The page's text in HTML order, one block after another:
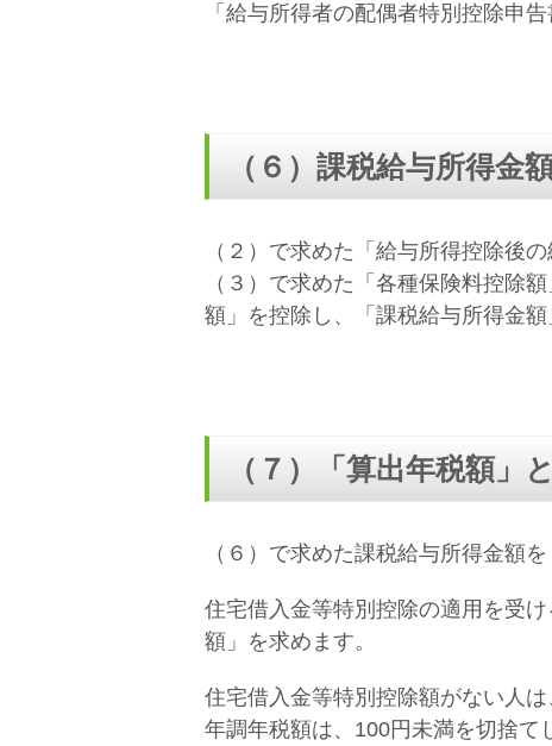
「給与所得者の配偶者特別控除申
（６）課税給与所得金
（２）で求めた「給与所得控除後の
（３）で求めた「各種保険料控除
額」を控除し、「課税給与所得金額
（７）「算出年税額」
（６）で求めた課税給与所得金額
住宅借入金等特別控除の適用を受
額」を求めます。
住宅借入金等特別控除額がない人
年調年税額は、100円未満を切捨て